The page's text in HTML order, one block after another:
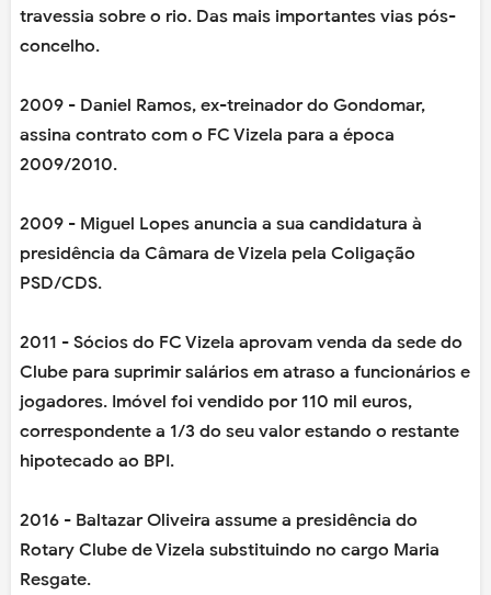
travessia sobre o rio. Das mais importantes vias pós-
concelho.
2009 - Daniel Ramos, ex-treinador do Gondomar,
assina contrato com o FC Vizela para a época
2009/2010.
2009 - Miguel Lopes anuncia a sua candidatura à
presidência da Câmara de Vizela pela Coligação
PSD/CDS.
2011 - Sócios do FC Vizela aprovam venda da sede do
Clube para suprimir salários em atraso a funcionários e
jogadores. Imóvel foi vendido por 110 mil euros,
correspondente a 1/3 do seu valor estando o restante
hipotecado ao BPI.
2016 - Baltazar Oliveira assume a presidência do
Rotary Clube de Vizela substituindo no cargo Maria
Resgate.